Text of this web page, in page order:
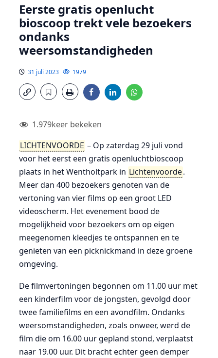
Eerste gratis openlucht
bioscoop trekt vele bezoekers
ondanks
weersomstandigheden
31 juli 2023 1979
1.979keer bekeken
LICHTENVOORDE – Op zaterdag 29 juli vond
voor het eerst een gratis openluchtbioscoop
plaats in het Wentholtpark in Lichtenvoorde.
Meer dan 400 bezoekers genoten van de
vertoning van vier films op een groot LED
videoscherm. Het evenement bood de
mogelijkheid voor bezoekers om op eigen
meegenomen kleedjes te ontspannen en te
genieten van een picknickmand in deze groene
omgeving.
De filmvertoningen begonnen om 11.00 uur met
een kinderfilm voor de jongsten, gevolgd door
twee familiefilms en een avondfilm. Ondanks
weersomstandigheden, zoals onweer, werd de
film die om 16.00 uur gepland stond, verplaatst
naar 19.00 uur. Dit bracht echter geen demper